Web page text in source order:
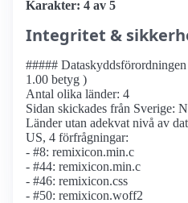
Karakter: 4 av 5
Integritet &
#####
1.00 betyg )
Antal olika länder: 4
Sidan skickades från Sverige:
Länder utan adekvat nivå av
US, 4 förfrågningar:
- #8: remixicon.min.c
- #44: remixicon.min.c
- #46: remixicon.css
- #50: remixicon.woff2